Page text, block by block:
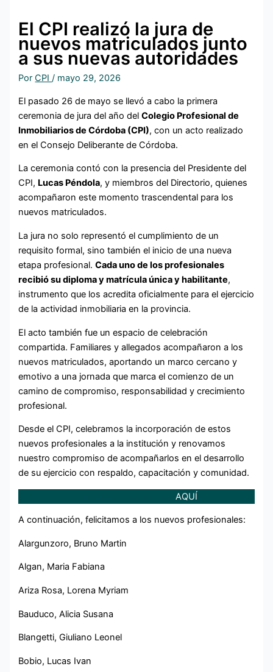
El CPI realizó la jura de
nuevos matriculados junto
a sus nuevas autoridades
PorCPI/ mayo 29, 2026
El pasado 26 de mayo se llevó a cabo la primera
ceremonia de jura del año delColegio Profesional de
Inmobiliarios de Córdoba (CPI), con un acto realizado
en el Consejo Deliberante de Córdoba.
La ceremonia contó con la presencia del Presidente del
CPI, Lucas Péndola, y miembros del Directorio, quienes
acompañaron este momento trascendental para los
nuevos matriculados.
La jura no solo representó el cumplimiento de un
requisito formal, sino también el inicio de una nueva
etapa profesional.Cada uno de los profesionales
recibió su diploma y matrícula única y habilitante,
instrumento que los acredita oficialmente para el ejercicio
de la actividad inmobiliaria en la provincia.
El acto también fue un espacio de celebración
compartida. Familiares y allegados acompañaron a los
nuevos matriculados, aportando un marco cercano y
emotivo a una jornada que marca el comienzo de un
camino de compromiso, responsabilidad y crecimiento
profesional.
Desde el CPI, celebramos la incorporación de estos
nuevos profesionales a la institución y renovamos
nuestro compromiso de acompañarlos en el desarrollo
de su ejercicio con respaldo, capacitación y comunidad.
AQUÍ
A continuación, felicitamos a los nuevos profesionales:
Alargunzoro, Bruno Martin
Algan, Maria Fabiana
Ariza Rosa, Lorena Myriam
Bauduco, Alicia Susana
Blangetti, Giuliano Leonel
Bobio, Lucas Ivan